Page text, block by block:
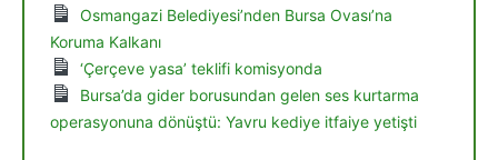
Osmangazi Belediyesi’nden Bursa Ovası’na
Koruma Kalkanı
‘Çerçeve yasa’ teklifi komisyonda
Bursa’da gider borusundan gelen ses kurtarma
operasyonuna dönüştü: Yavru kediye itfaiye yetişti